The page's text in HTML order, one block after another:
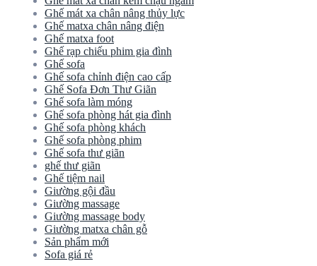
Ghế mát xa chân nâng thủy lực
Ghế matxa chân nâng điện
Ghế matxa foot
Ghế rạp chiếu phim gia đình
Ghế sofa
Ghế sofa chỉnh điện cao cấp
Ghế Sofa Đơn Thư Giãn
Ghế sofa làm móng
Ghế sofa phòng hát gia đình
Ghế sofa phòng khách
Ghế sofa phòng phim
Ghế sofa thư giãn
ghế thư giãn
Ghế tiệm nail
Giường gội đầu
Giường massage
Giường massage body
Giường matxa chân gỗ
Sản phẩm mới
Sofa giá rẻ